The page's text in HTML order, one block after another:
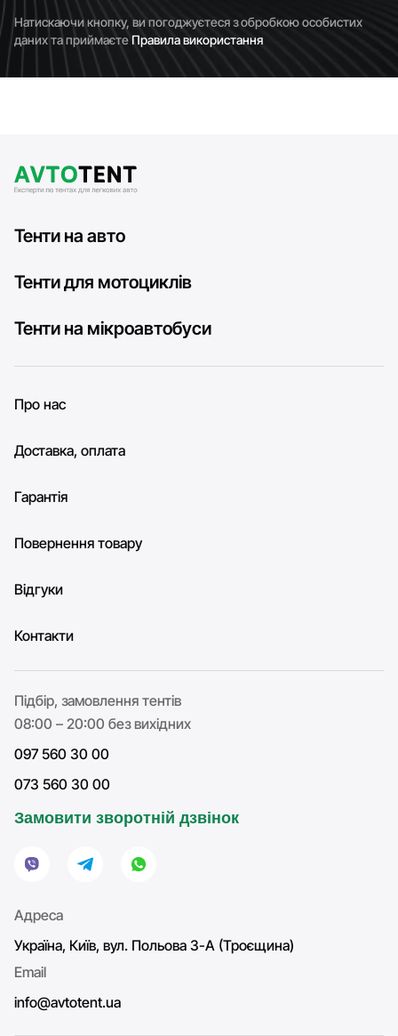
Натискаючи кнопку, ви погоджуєтеся з обробкою особистих
даних та приймаєтеПравила використання
Тенти на авто
Тенти для мотоциклів
Тенти на мікроавтобуси
Про нас
Доставка, оплата
Гарантія
Повернення товару
Відгуки
Контакти
Підбір, замовлення тентів
08:00 – 20:00 без вихідних
097 560 30 00
073 560 30 00
Замовити зворотній дзвінок
Адреса
Україна, Київ, вул. Польова 3-А (Троєщина)
Email
info@avtotent.ua